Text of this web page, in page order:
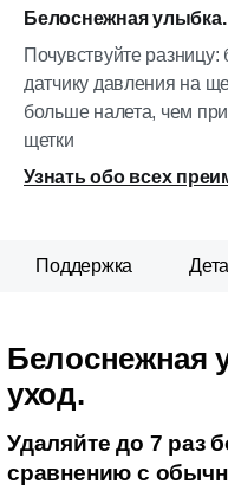
Белоснежная
Почувствуйте
датчику давления на
больше налета, чем
щетки
Узнать обо всех
Поддержка
Белоснежная
уход.
Удаляйте до 7 раз
сравнению с